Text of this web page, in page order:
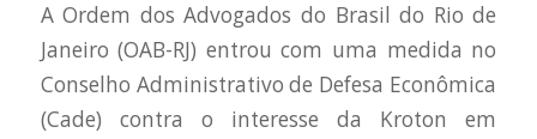
A Ordem dos Advogados do Brasil do Rio de
Janeiro (OAB-RJ) entrou com uma medida no
Conselho Administrativo de Defesa Econômica
(Cade) contra o interesse da Kroton em